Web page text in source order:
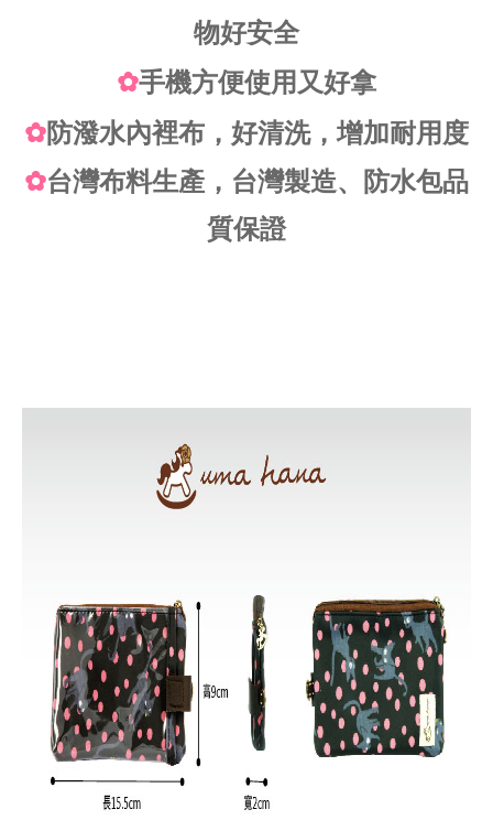
物好安全
✿手機方便使用又好拿
✿防潑水內裡布，好清洗，增加耐用度
✿台灣布料生產，台灣製造、防水包品
質保證